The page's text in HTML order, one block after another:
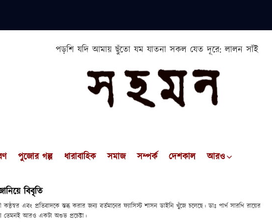
পড়শি যদি আমায় ছুঁতো যম যাতনা সকল যেত দূরে: লালন সাঁই
পুজোর গল্প ধারাবাহিক সমাজ সম্পর্ক দেশকাল আরও
বিবৃতি
কন্ঠস্বর এবং প্রতিবাদকে স্তব্ধ করার জন্য বর্তমানের ফ্যাসিস্ট শাসন ডাইনি খুঁজে চলেছে। ডাঃ পার্থ সারথি রায়ের
তেমনই আরও একটা অশুভ প্রচেষ্টা।